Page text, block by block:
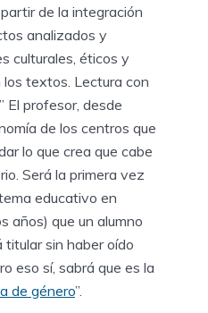
de la integración
analizados y
culturales, éticos y
textos. Lectura con
El profesor, desde
de los centros que
lo que crea que cabe
Será la primera vez
educativo en
años) que un alumno
titular sin haber oído
eso sí, sabrá que es la
de género”.